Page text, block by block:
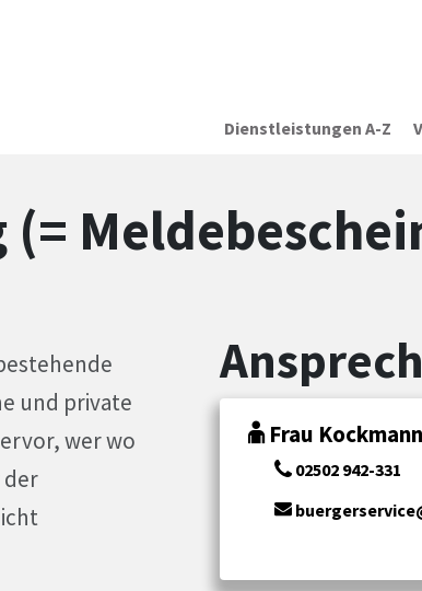
Dienstleistungen A-Z
und private
wer wo
der
Frau Kockmann
02502 942-331